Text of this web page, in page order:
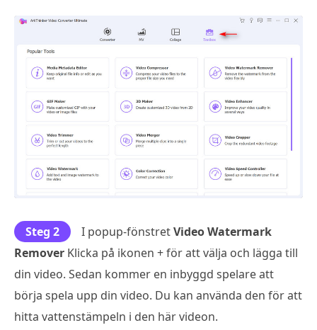
Steg 2 I popup-fönstretVideo Watermark
Remover Klicka på ikonen + för att välja och lägga till
din video. Sedan kommer en inbyggd spelare att
börja spela upp din video. Du kan använda den för att
hitta vattenstämpeln i den här videon.